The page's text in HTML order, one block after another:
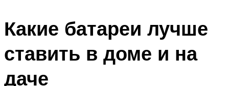
Какие батареи лучше
ставить в доме и на
даче